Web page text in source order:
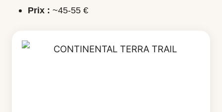
Prix : ~45-55 €